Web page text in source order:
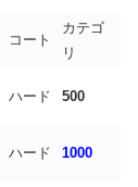
コート
カテゴ
リ
ハード 500
ハード 1000